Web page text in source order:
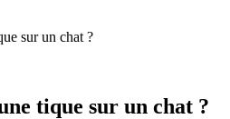
sur un chat ?
tique sur un chat ?